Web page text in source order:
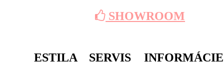
SHOWROOM
ESTILA SERVIS INFORMÁCIE